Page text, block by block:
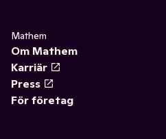
Mathem
Om Mathem
Karriär
Press
För företag